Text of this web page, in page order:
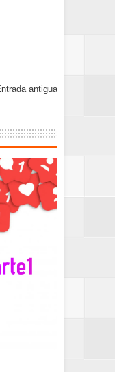
antigua